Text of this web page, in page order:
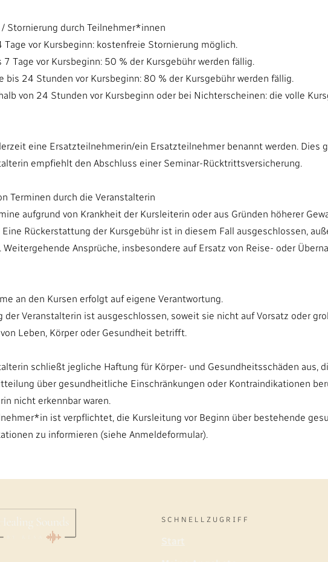
Stornierung durch Teilnehmer*innen
vor Kursbeginn: kostenfreie Stornierung möglich.
Tage vor Kursbeginn: 50 % der Kursgebühr werden fällig.
24 Stunden vor Kursbeginn: 80 % der Kursgebühr werden fällig.
von 24 Stunden vor Kursbeginn oder bei Nichterscheinen: die volle
eine Ersatzteilnehmerin/ein Ersatzteilnehmer benannt werden. Dies
empfiehlt den Abschluss einer Seminar-Rücktrittsversicherung.
Terminen durch die Veranstalterin
aufgrund von Krankheit der Kursleiterin oder aus Gründen höherer
Eine Rückerstattung der Kursgebühr ist in diesem Fall ausgeschlossen,
Weitergehende Ansprüche, insbesondere auf Ersatz von Reise- oder
an den Kursen erfolgt auf eigene Verantwortung.
der Veranstalterin ist ausgeschlossen, soweit sie nicht auf Vorsatz oder
Leben, Körper oder Gesundheit betrifft.
schließt jegliche Haftung für Körper- und Gesundheitsschäden aus,
über gesundheitliche Einschränkungen oder Kontraindikationen
nicht erkennbar waren.
ist verpflichtet, die Kursleitung vor Beginn über bestehende
zu informieren (siehe Anmeldeformular).
SCHNELLZUGRIFF
Start